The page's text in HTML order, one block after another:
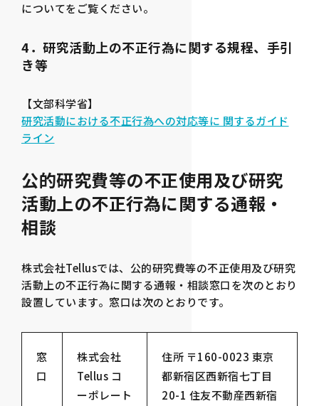
についてをご覧ください。
4．研究活動上の不正行為に関する規程、手引
き等
【文部科学省】
研究活動における不正行為への対応等に 関するガイド
ライン
公的研究費等の不正使用及び研究
活動上の不正行為に関する通報・
相談
株式会社Tellusでは、公的研究費等の不正使用及び研究
活動上の不正行為に関する通報・相談窓口を次のとおり
設置しています。窓口は次のとおりです。
窓
口
株式会社
Tellus コ
ーポレート
住所 〒160-0023 東京
都新宿区西新宿七丁目
20-1 住友不動産西新宿